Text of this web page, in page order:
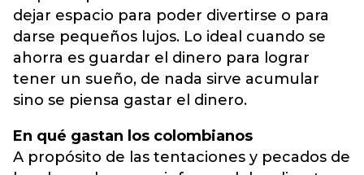
dejar espacio para poder divertirse o para
darse pequeños lujos. Lo ideal cuando se
ahorra es guardar el dinero para lograr
tener un sueño, de nada sirve acumular
sino se piensa gastar el dinero.
En qué gastan los colombianos
A propósito de las tentaciones y pecados de